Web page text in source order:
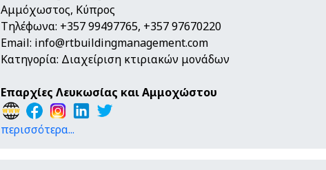
Αμμόχωστος, Κύπρος
Τηλέφωνα: +357 99497765, +357 97670220
Email: info@rtbuildingmanagement.com
Κατηγορία: Διαχείριση κτιριακών μονάδων
Επαρχίες Λευκωσίας και Αμμοχώστου
περισσότερα...